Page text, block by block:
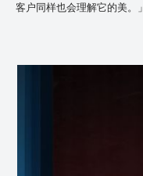
客户同样也会理解它的美。」